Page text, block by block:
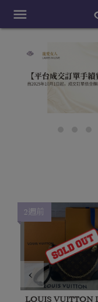
menu
2週前
LOUIS VUITTON
‹